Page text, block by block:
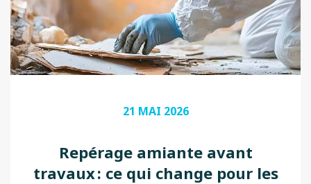
21 MAI 2026
Repérage amiante avant
travaux : ce qui change pour les